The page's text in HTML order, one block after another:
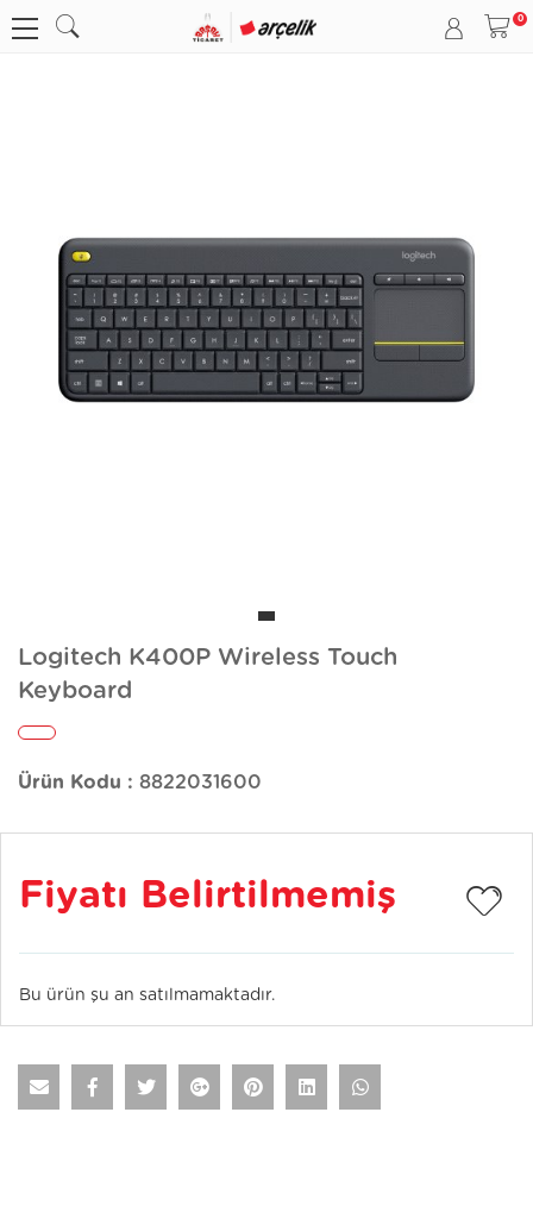
Logitech K400P Wireless Touch
Keyboard
Ürün Kodu : 8822031600
Fiyatı Belirtilmemiş
Bu ürün şu an satılmamaktadır.